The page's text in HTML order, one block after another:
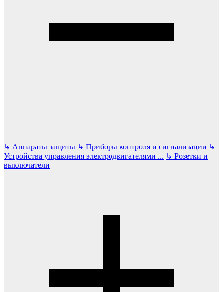
↳ Аппараты защиты ↳ Приборы контроля и сигнализации ↳
Устройства управления электродвигателями ... ↳ Розетки и
выключатели